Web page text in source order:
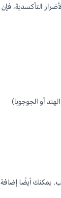
التأكسدية، فإن
أو الجوجوبا)
يمكنك أيضًا إضافة